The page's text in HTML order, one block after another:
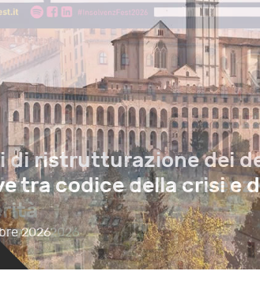
di ristrutturazione dei
tra codice della crisi e
2026